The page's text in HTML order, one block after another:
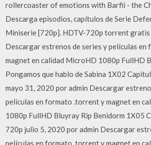
rollercoaster of emotions with Barfii - the
Descarga episodios, capítulos de Serie
Miniserie [720p]. HDTV-720p torrent gratis
Descargar estrenos de series y películas
magnet en calidad MicroHD 1080p FullHD
Pongamos que hablo de Sabina 1X02
mayo 31, 2020 por admin Descargar
películas en formato .torrent y magnet en
1080p FullHD Bluyray Rip Benidorm 1X05
720p julio 5, 2020 por admin Descargar
películas en formato .torrent y magnet en